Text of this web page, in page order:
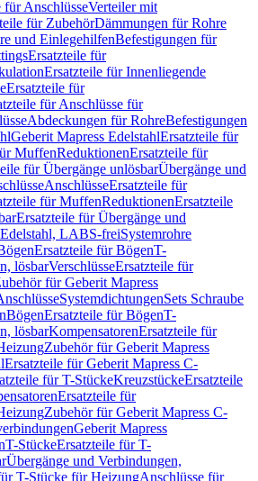
für AnschlüsseVerteiler mit
für ZubehörDämmungen für Rohre
und EinlegehilfenBefestigungen für
Ersatzteile für
Ersatzteile für Innenliegende
Ersatzteile für
für Anschlüsse für
Abdeckungen für RohreBefestigungen
Geberit Mapress EdelstahlErsatzteile für
MuffenReduktionenErsatzteile für
für Übergänge unlösbarÜbergänge und
AnschlüsseErsatzteile für
für MuffenReduktionenErsatzteile
Ersatzteile für Übergänge und
LABS-freiSystemrohre
Ersatzteile für BögenT-
lösbarVerschlüsseErsatzteile für
für Geberit Mapress
SystemdichtungenSets Schraube
BögenErsatzteile für BögenT-
lösbarKompensatorenErsatzteile für
Zubehör für Geberit Mapress
Ersatzteile für Geberit Mapress C-
für T-StückeKreuzstückeErsatzteile
Ersatzteile für
Zubehör für Geberit Mapress C-
Geberit Mapress
T-StückeErsatzteile für T-
Übergänge und Verbindungen,
T-Stücke für HeizungAnschlüsse für